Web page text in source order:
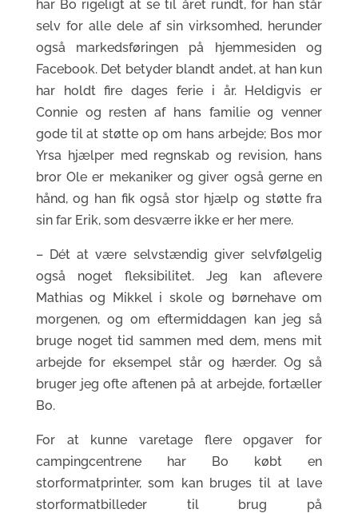
har Bo rigeligt at se til året rundt, for han står
selv for alle dele af sin virksomhed, herunder
også markedsføringen på hjemmesiden og
Facebook. Det betyder blandt andet, at han kun
har holdt fire dages ferie i år. Heldigvis er
Connie og resten af hans familie og venner
gode til at støtte op om hans arbejde; Bos mor
Yrsa hjælper med regnskab og revision, hans
bror Ole er mekaniker og giver også gerne en
hånd, og han fik også stor hjælp og støtte fra
sin far Erik, som desværre ikke er her mere.
– Dét at være selvstændig giver selvfølgelig
også noget fleksibilitet. Jeg kan aflevere
Mathias og Mikkel i skole og børnehave om
morgenen, og om eftermiddagen kan jeg så
bruge noget tid sammen med dem, mens mit
arbejde for eksempel står og hærder. Og så
bruger jeg ofte aftenen på at arbejde, fortæller
Bo.
For at kunne varetage flere opgaver for
campingcentrene har Bo købt en
storformatprinter, som kan bruges til at lave
storformatbilleder til brug på